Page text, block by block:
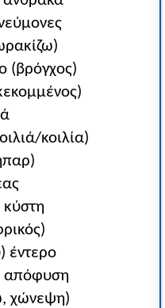
(βρόγχος)
κοιλία)
έντερο
απόφυση
χώνεψη)